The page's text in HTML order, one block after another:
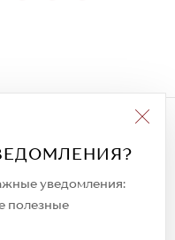
уведомления:
полезные
акций и